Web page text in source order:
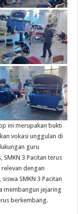
ini merupakan bukti
vokasi unggulan di
guru
3 Pacitan terus
dengan
SMKN 3 Pacitan
membangun jejaring
berkembang.